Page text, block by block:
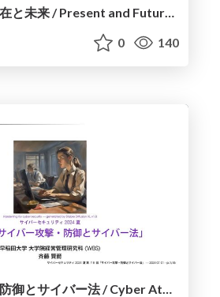
サイバー戦の現在と未来 / Present and Future of Cyber Warfare
0 140
サイバー攻撃・防御とサイバー法 / Cyber Attacks, Defenses and Cyber Law